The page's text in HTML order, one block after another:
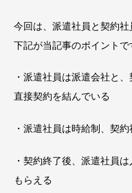
今回は、派遣社員と契約社
下記が当記事のポイントで
・派遣社員は派遣会社と
直接契約を結んでいる
・派遣社員は時給制、契
・契約終了後、派遣社員
もらえる